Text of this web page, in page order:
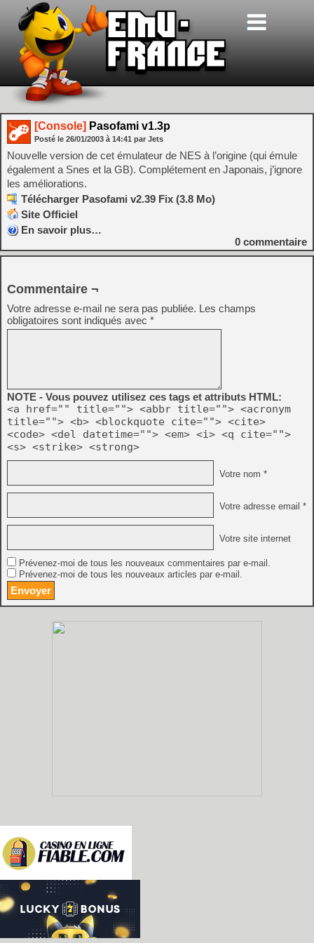
[Console] Pasofami v1.3p
Posté le 26/01/2003 à 14:41 par Jets
Nouvelle version de cet émulateur de NES à l’origine (qui émule
également a Snes et la GB). Complétement en Japonais, j’ignore
les améliorations.
Télécharger Pasofami v2.39 Fix (3.8 Mo)
Site Officiel
En savoir plus…
0 commentaire
Commentaire ¬
Votre adresse e-mail ne sera pas publiée. Les champs
obligatoires sont indiqués avec *
NOTE - Vous pouvez utilisez ces tags et attributs HTML:
<a href="" title=""> <abbr title=""> <acronym
title=""> <b> <blockquote cite=""> <cite>
<code> <del datetime=""> <em> <i> <q cite="">
<s> <strike> <strong>
Votre nom *
Votre adresse email *
Votre site internet
Prévenez-moi de tous les nouveaux commentaires par e-mail.
Prévenez-moi de tous les nouveaux articles par e-mail.